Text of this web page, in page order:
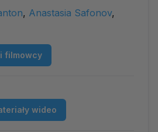
, Anastasia Safonov,
i filmowcy
wideo